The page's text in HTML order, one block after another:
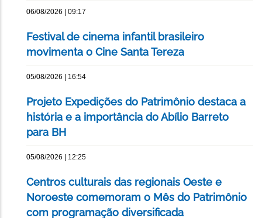
06/08/2026 | 09:17
Festival de cinema infantil brasileiro
movimenta o Cine Santa Tereza
05/08/2026 | 16:54
Projeto Expedições do Patrimônio destaca a
história e a importância do Abílio Barreto
para BH
05/08/2026 | 12:25
Centros culturais das regionais Oeste e
Noroeste comemoram o Mês do Patrimônio
com programação diversificada